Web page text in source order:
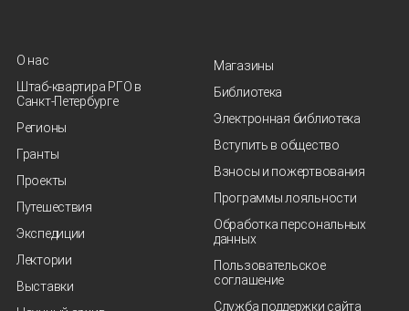
О нас
Штаб-квартира РГО в
Санкт‑Петербурге
Регионы
Гранты
Проекты
Путешествия
Экспедиции
Лектории
Выставки
Магазины
Библиотека
Электронная библиотека
Вступить в общество
Взносы и пожертвования
Программы лояльности
Обработка персональных
данных
Пользовательское
соглашение
Служба поддержки сайта